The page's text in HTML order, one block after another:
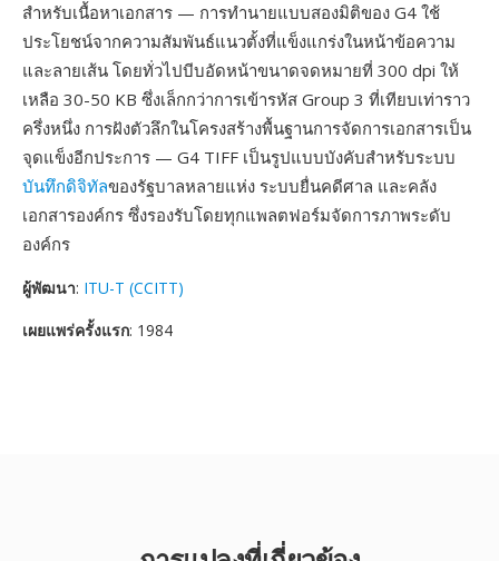
สำหรับเนื้อหาเอกสาร — การทำนายแบบสองมิติของ G4 ใช้
ประโยชน์จากความสัมพันธ์แนวตั้งที่แข็งแกร่งในหน้าข้อความ
และลายเส้น โดยทั่วไปบีบอัดหน้าขนาดจดหมายที่ 300 dpi ให้
เหลือ 30-50 KB ซึ่งเล็กกว่าการเข้ารหัส Group 3 ที่เทียบเท่าราว
ครึ่งหนึ่ง การฝังตัวลึกในโครงสร้างพื้นฐานการจัดการเอกสารเป็น
จุดแข็งอีกประการ — G4 TIFF เป็นรูปแบบบังคับสำหรับระบบ
บันทึกดิจิทัลของรัฐบาลหลายแห่ง ระบบยื่นคดีศาล และคลัง
เอกสารองค์กร ซึ่งรองรับโดยทุกแพลตฟอร์มจัดการภาพระดับ
องค์กร
ผู้พัฒนา: ITU-T (CCITT)
เผยแพร่ครั้งแรก: 1984